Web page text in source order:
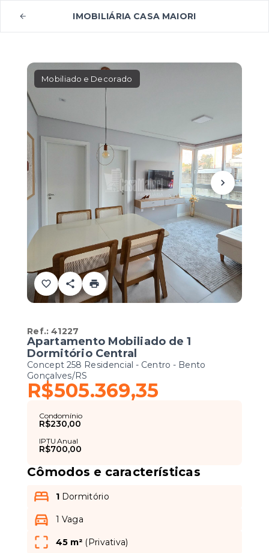
IMOBILIÁRIA CASA MAIORI
Mobiliado e Decorado
Ref.:41227
Apartamento Mobiliado de 1
Dormitório Central
Concept 258 Residencial - Centro - Bento
Gonçalves/RS
R$505.369,35
Condomínio
R$230,00
IPTU Anual
R$700,00
Cômodos e características
1 Dormitório
1 Vaga
45 m² (Privativa)